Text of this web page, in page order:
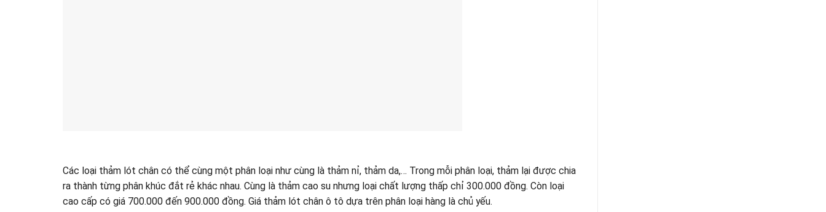
Các loại thảm lót chân có thể cùng một phân loại như cùng là thảm nỉ, thảm da,… Trong mỗi phân loại, thảm lại được chia
ra thành từng phân khúc đắt rẻ khác nhau. Cùng là thảm cao su nhưng loại chất lượng thấp chỉ 300.000 đồng. Còn loại
cao cấp có giá 700.000 đến 900.000 đồng. Giá thảm lót chân ô tô dựa trên phân loại hàng là chủ yếu.